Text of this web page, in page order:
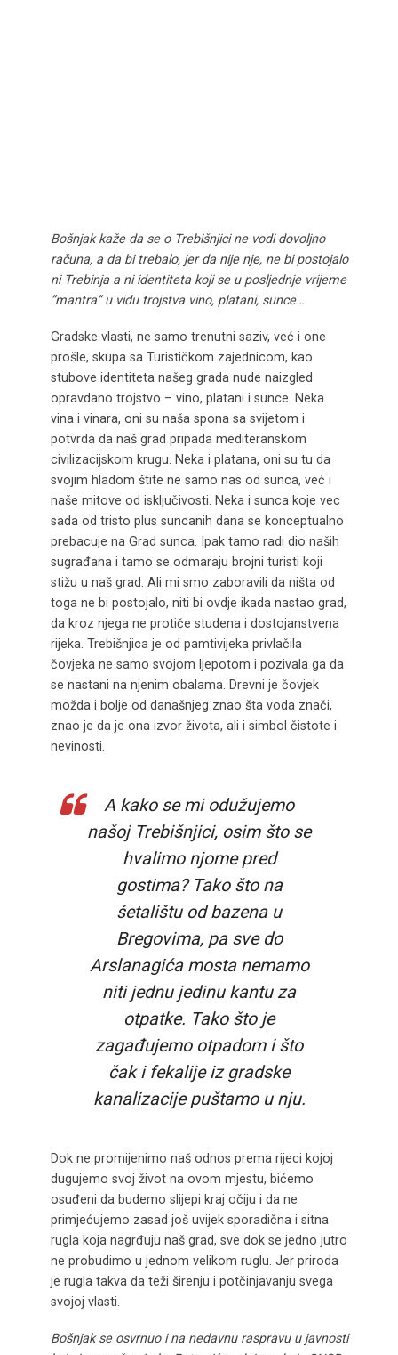
Bošnjak kaže da se o Trebišnjici ne vodi dovoljno
računa, a da bi trebalo, jer da nije nje, ne bi postojalo
ni Trebinja a ni identiteta koji se u posljednje vrijeme
”mantra” u vidu trojstva vino, platani, sunce…
Gradske vlasti, ne samo trenutni saziv, već i one
prošle, skupa sa Turističkom zajednicom, kao
stubove identiteta našeg grada nude naizgled
opravdano trojstvo – vino, platani i sunce. Neka
vina i vinara, oni su naša spona sa svijetom i
potvrda da naš grad pripada mediteranskom
civilizacijskom krugu. Neka i platana, oni su tu da
svojim hladom štite ne samo nas od sunca, već i
naše mitove od isključivosti. Neka i sunca koje vec
sada od tristo plus suncanih dana se konceptualno
prebacuje na Grad sunca. Ipak tamo radi dio naših
sugrađana i tamo se odmaraju brojni turisti koji
stižu u naš grad. Ali mi smo zaboravili da ništa od
toga ne bi postojalo, niti bi ovdje ikada nastao grad,
da kroz njega ne protiče studena i dostojanstvena
rijeka. Trebišnjica je od pamtivijeka privlačila
čovjeka ne samo svojom ljepotom i pozivala ga da
se nastani na njenim obalama. Drevni je čovjek
možda i bolje od današnjeg znao šta voda znači,
znao je da je ona izvor života, ali i simbol čistote i
nevinosti.
A kako se mi odužujemo
našoj Trebišnjici, osim što se
hvalimo njome pred
gostima? Tako što na
šetalištu od bazena u
Bregovima, pa sve do
Arslanagića mosta nemamo
niti jednu jedinu kantu za
otpatke. Tako što je
zagađujemo otpadom i što
čak i fekalije iz gradske
kanalizacije puštamo u nju.
Dok ne promijenimo naš odnos prema rijeci kojoj
dugujemo svoj život na ovom mjestu, bićemo
osuđeni da budemo slijepi kraj očiju i da ne
primjećujemo zasad još uvijek sporadična i sitna
rugla koja nagrđuju naš grad, sve dok se jedno jutro
ne probudimo u jednom velikom ruglu. Jer priroda
je rugla takva da teži širenju i potčinjavanju svega
svojoj vlasti.
Bošnjak se osvrnuo i na nedavnu raspravu u javnosti